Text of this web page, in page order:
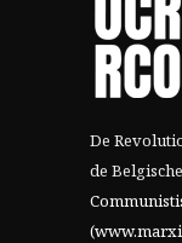
De
de